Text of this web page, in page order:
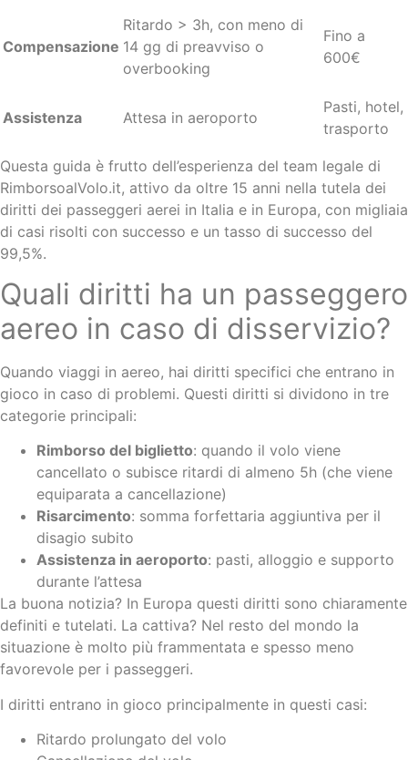
Compensazione
Ritardo > 3h, con meno di
14 gg di preavviso o
overbooking
Fino a
600€
Assistenza Attesa in aeroporto
Pasti, hotel,
trasporto
Questa guida è frutto dell’esperienza del team legale di
RimborsoalVolo.it, attivo da oltre 15 anni nella tutela dei
diritti dei passeggeri aerei in Italia e in Europa, con migliaia
di casi risolti con successo e un tasso di successo del
99,5%.
Quali diritti ha un passeggero
aereo in caso di disservizio?
Quando viaggi in aereo, hai diritti specifici che entrano in
gioco in caso di problemi. Questi diritti si dividono in tre
categorie principali:
Rimborso del biglietto: quando il volo viene
cancellato o subisce ritardi di almeno 5h (che viene
equiparata a cancellazione)
Risarcimento: somma forfettaria aggiuntiva per il
disagio subito
Assistenza in aeroporto: pasti, alloggio e supporto
durante l’attesa
La buona notizia? In Europa questi diritti sono chiaramente
definiti e tutelati. La cattiva? Nel resto del mondo la
situazione è molto più frammentata e spesso meno
favorevole per i passeggeri.
I diritti entrano in gioco principalmente in questi casi:
Ritardo prolungato del volo